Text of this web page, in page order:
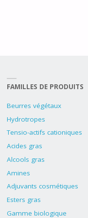
FAMILLES DE PRODUITS
Beurres végétaux
Hydrotropes
Tensio-actifs cationiques
Acides gras
Alcools gras
Amines
Adjuvants cosmétiques
Esters gras
Gamme biologique